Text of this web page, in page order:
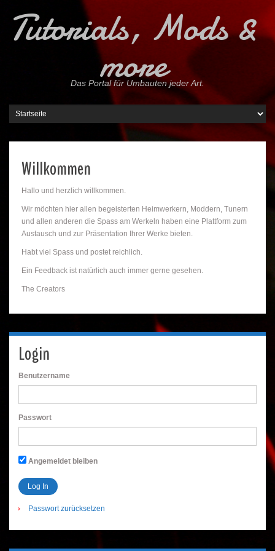
Tutorials, Mods &
more
Das Portal für Umbauten jeder Art.
Willkommen
Hallo und herzlich willkommen.
Wir möchten hier allen begeisterten Heimwerkern, Moddern, Tunern
und allen anderen die Spass am Werkeln haben eine Plattform zum
Austausch und zur Präsentation Ihrer Werke bieten.
Habt viel Spass und postet reichlich.
Ein Feedback ist natürlich auch immer gerne gesehen.
The Creators
Login
Benutzername
Passwort
Angemeldet bleiben
Passwort zurücksetzen